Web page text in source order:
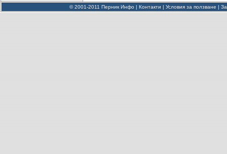
© 2001-2011 Перник Инфо | Контакти | Условия за ползване |